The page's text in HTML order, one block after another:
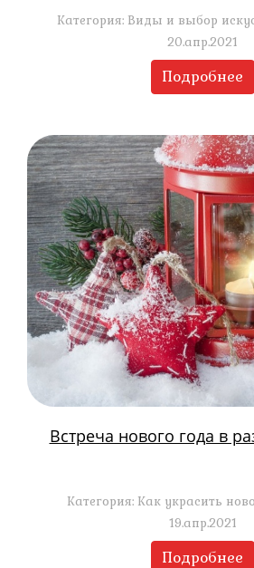
Категория: Виды и выбор
20.апр.2021
Подробнее
Встреча нового года в
Категория: Как украсить
19.апр.2021
Подробнее